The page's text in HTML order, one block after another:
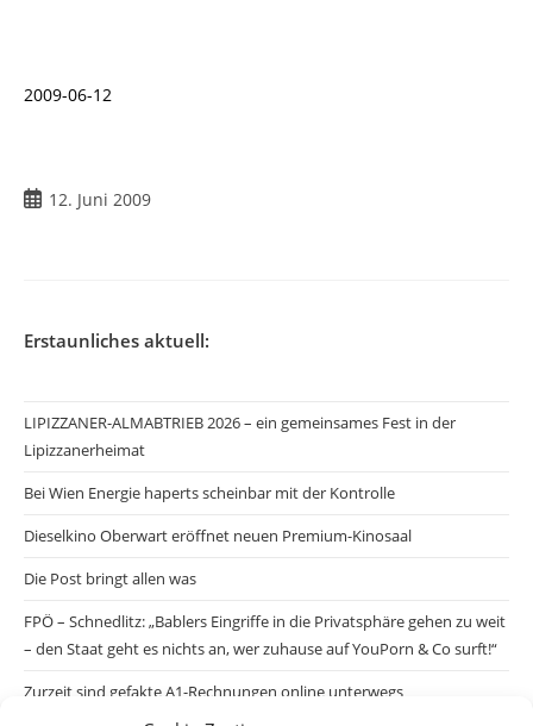
2009-06-12
Beitrag12. Juni 2009
Erstaunliches aktuell:
LIPIZZANER-ALMABTRIEB 2026 – ein gemeinsames Fest in der
Lipizzanerheimat
Bei Wien Energie haperts scheinbar mit der Kontrolle
Dieselkino Oberwart eröffnet neuen Premium-Kinosaal
Die Post bringt allen was
FPÖ – Schnedlitz: „Bablers Eingriffe in die Privatsphäre gehen zu weit
– den Staat geht es nichts an, wer zuhause auf YouPorn & Co surft!“
Zurzeit sind gefakte A1-Rechnungen online unterwegs